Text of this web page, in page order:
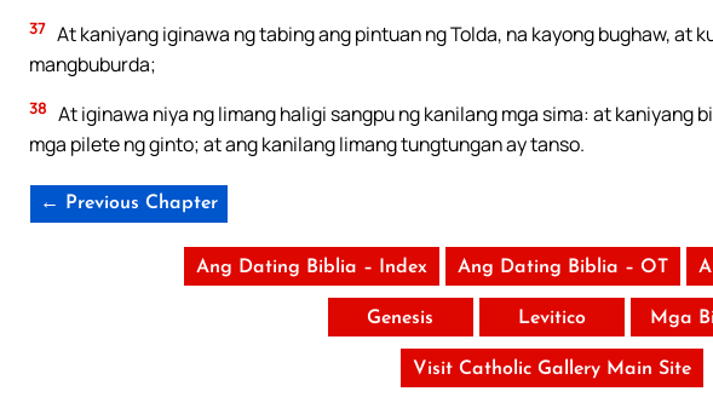
37 At kaniyang iginawa ng tabing ang pintuan ng Tolda, na kayong bughaw, at
mangbuburda;
38 At iginawa niya ng limang haligi sangpu ng kanilang mga sima: at kaniyang
mga pilete ng ginto; at ang kanilang limang tungtungan ay tanso.
← Previous Chapter
Ang Dating Biblia – Index Ang Dating Biblia – OT
Genesis Levitico Mga
Visit Catholic Gallery Main Site